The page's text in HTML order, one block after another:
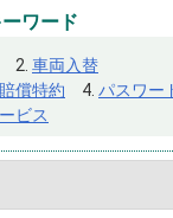
ワード
車両入替
償特約
パスワー
ビス